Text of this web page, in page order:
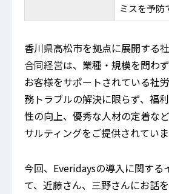
ミスを予防
香川県高松市を拠点に展開する
合同経営は、業種・規模を問わ
お客様をサポートされている社
務トラブルの解決に限らず、福
性の向上、優秀な人材の定着な
サルティングをご提供されていま
今回、Everidaysの導入に関する
て、近藤さん、三野さんにお話を